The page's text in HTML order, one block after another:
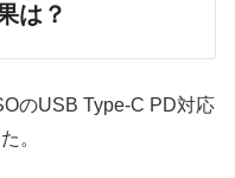
は？
のUSB Type-C PD対応
。